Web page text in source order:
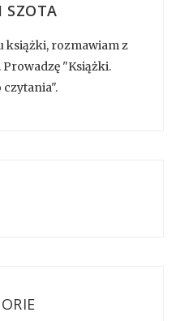
SZOTA
książki, rozmawiam z
"Książki.